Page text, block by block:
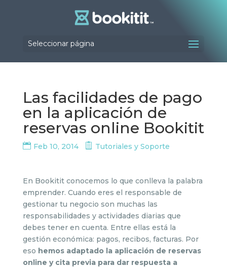
Seleccionar página
Las facilidades de pago
en la aplicación de
reservas online Bookitit
Feb 10, 2014 Tutoriales y Soporte
En Bookitit conocemos lo que conlleva la palabra
emprender. Cuando eres el responsable de
gestionar tu negocio son muchas las
responsabilidades y actividades diarias que
debes tener en cuenta. Entre ellas está la
gestión económica: pagos, recibos, facturas. Por
eso hemos adaptado la aplicación de reservas
online y cita previa para dar respuesta a